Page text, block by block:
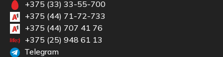
+375 (33) 33-55-700
+375 (44) 71-72-733
+375 (44) 707 41 76
+375 (25) 948 61 13
Telegram